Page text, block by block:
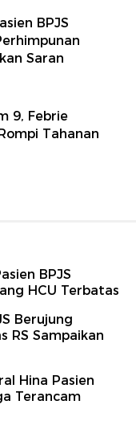
BPJS
Saran
9, Febrie
Tahanan
BPJS
HCU Terbatas
Berujung
RS Sampaikan
Hina Pasien
Terancam